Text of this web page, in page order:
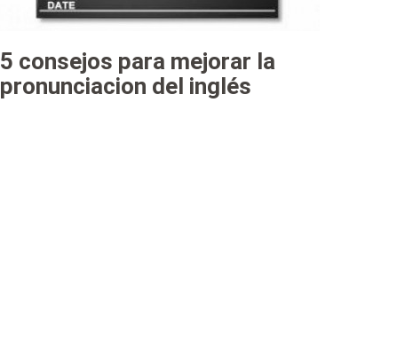
5 consejos para mejorar la
pronunciacion del inglés